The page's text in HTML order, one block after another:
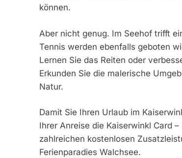
können.
Aber nicht genug. Im Seehof trifft
Tennis werden ebenfalls geboten
Lernen Sie das Reiten oder
Erkunden Sie die malerische
Natur.
Damit Sie Ihren Urlaub im
Ihrer Anreise die Kaiserwinkl Card
zahlreichen kostenlosen
Ferienparadies Walchsee.